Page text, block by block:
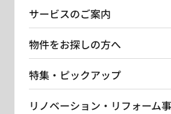
サービスのご案内
物件をお探しの方へ
特集・ピックアップ
リノベーション・リフォーム